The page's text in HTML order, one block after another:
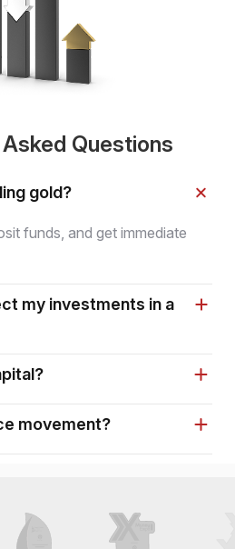
Questions
gold?
funds, and get immediate
my investments in a
movement?